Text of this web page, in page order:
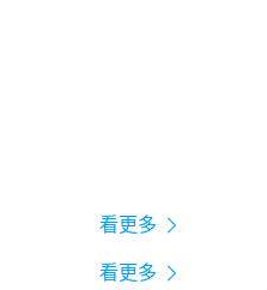
看更多
看更多